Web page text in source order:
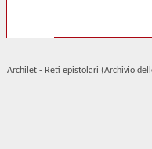
Archilet - Reti epistolari (Archivio